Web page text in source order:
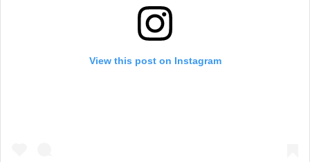
View this post on Instagram